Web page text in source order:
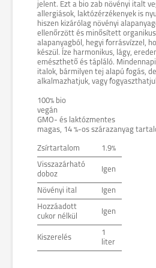
jelent. Ezt a bio zab növényi italt
allergiások, laktózérzékenyek is
hiszen kizárólag növényi
ellenőrzött és minősített
alapanyagból, hegyi forrásvízzel,
készül. Íze harmonikus, lágy,
emészthető és tápláló.
italok, bármilyen tej alapú fogás,
alkalmazhatjuk, vagy
100% bio
vegán
GMO- és laktózmentes
magas, 14 %-os szárazanyag
Zsírtartalom 1.9%
Visszazárható
doboz
Igen
Növényi ital Igen
Hozzáadott
cukor nélkül
Igen
Kiszerelés
1
liter